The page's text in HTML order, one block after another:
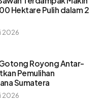
Hektare Pulih dalam 2
2026
Royong Antar-
Pemulihan
Sumatera
2026